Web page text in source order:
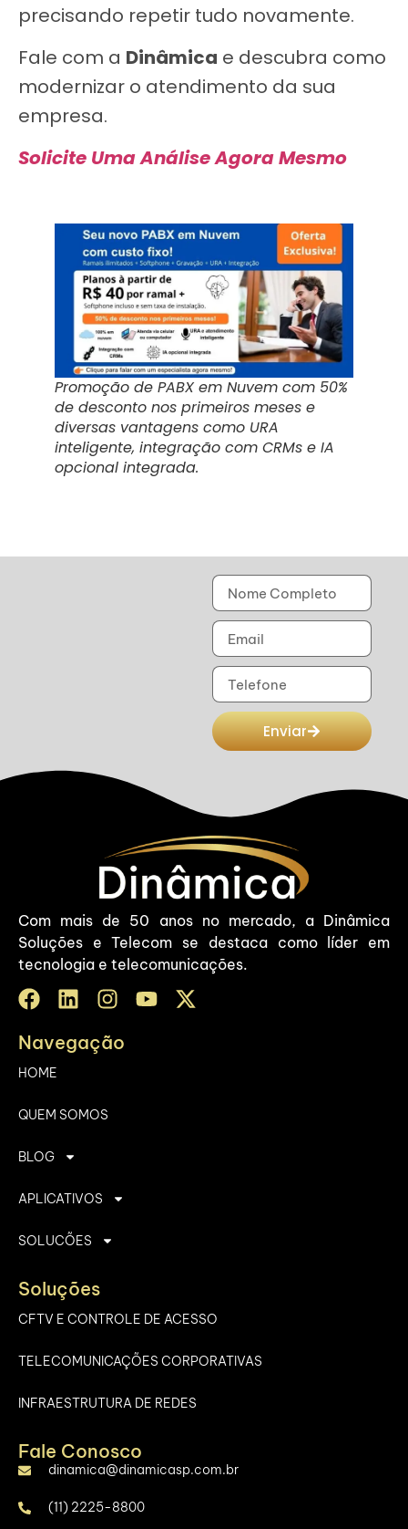
precisando repetir tudo novamente.
Fale com a Dinâmica e descubra como
modernizar o atendimento da sua
empresa.
Solicite Uma Análise Agora Mesmo
Promoção de PABX em Nuvem com 50%
de desconto nos primeiros meses e
diversas vantagens como URA
inteligente, integração com CRMs e IA
opcional integrada.
Enviar
Com mais de 50 anos no mercado, a Dinâmica
Soluções e Telecom se destaca como líder em
tecnologia e telecomunicações.
Navegação
HOME
QUEM SOMOS
BLOG
APLICATIVOS
SOLUCÕES
Soluções
CFTV E CONTROLE DE ACESSO
TELECOMUNICAÇÕES CORPORATIVAS
INFRAESTRUTURA DE REDES
Fale Conosco
dinamica@dinamicasp.com.br
(11) 2225-8800